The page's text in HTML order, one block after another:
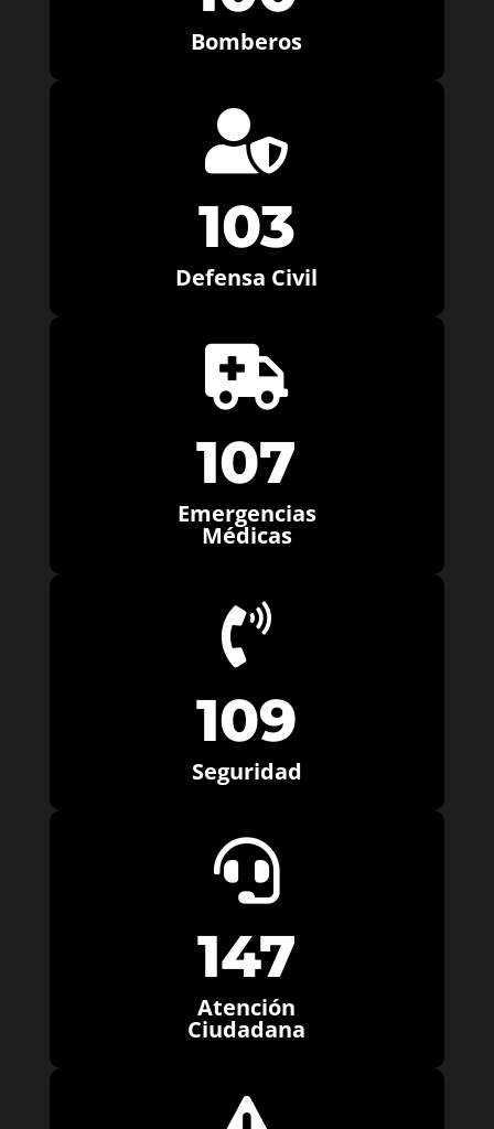
Bomberos

103
Defensa Civil

107
Emergencias
Médicas

109
Seguridad

147
Atención
Ciudadana